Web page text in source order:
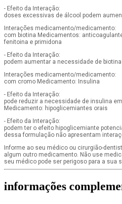
- Efeito da Interação:
doses excessivas de álcool podem
Interações medicamento/medicamento:
com biotina Medicamentos:
fenitoina e primidona
- Efeito da Interação:
podem aumentar a necessidade de biotina
Interações medicamento/medicamento:
com cromo Medicamento: Insulina
- Efeito da Interação:
pode reduzir a necessidade de insulina
Medicamento: hipoglicemiantes orais
- Efeito da Interação:
podem ter o efeito hipoglicemiante
dessa formulação não apresentam
Informe ao seu médico ou cirurgião-
algum outro medicamento. Não use
seu médico pode ser perigoso para a sua
informações